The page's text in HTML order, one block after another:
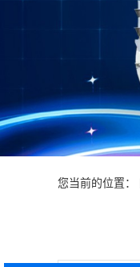
介
您当前的位置：